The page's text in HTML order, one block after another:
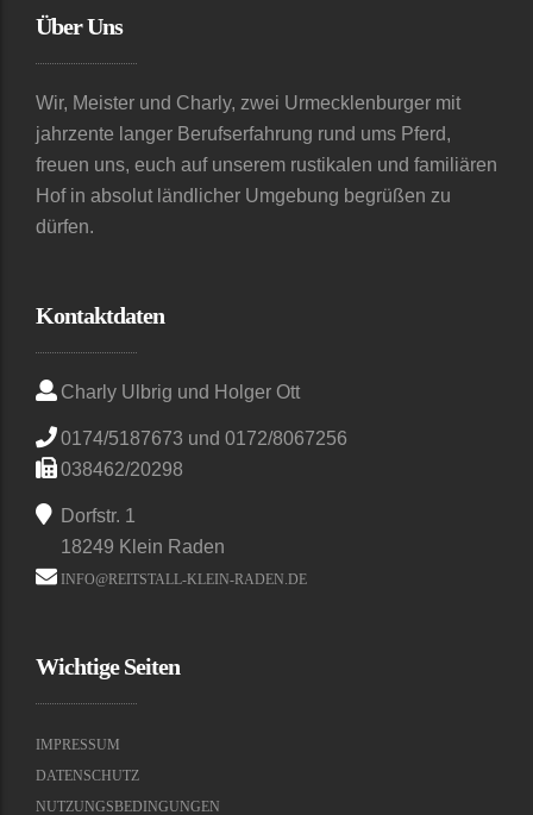
Über Uns
Wir, Meister und Charly, zwei Urmecklenburger mit
jahrzente langer Berufserfahrung rund ums Pferd,
freuen uns, euch auf unserem rustikalen und familiären
Hof in absolut ländlicher Umgebung begrüßen zu
dürfen.
Kontaktdaten
Charly Ulbrig und Holger Ott
0174/5187673 und 0172/8067256
038462/20298
Dorfstr. 1
18249 Klein Raden
INFO@REITSTALL-KLEIN-RADEN.DE
Wichtige Seiten
IMPRESSUM
DATENSCHUTZ
NUTZUNGSBEDINGUNGEN